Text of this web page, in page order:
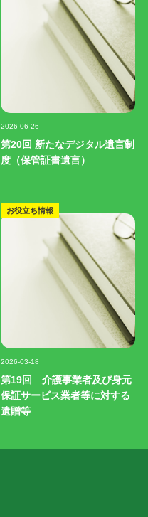
2026-06-26
第20回 新たなデジタル遺言制
度（保管証書遺言）
お役立ち情報
2026-03-18
第19回 介護事業者及び身元
保証サービス業者等に対する
遺贈等